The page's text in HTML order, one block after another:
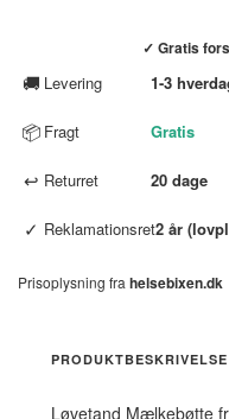
✓ Gratis
🚚 Levering 1-3
📦 Fragt Gratis
↩ Returret 20 dage
✓ Reklamationsret2 år
Prisoplysning fra helsebixen.dk
PRODUKTBESKRIVELSE
Løvetand Mælkebøtte